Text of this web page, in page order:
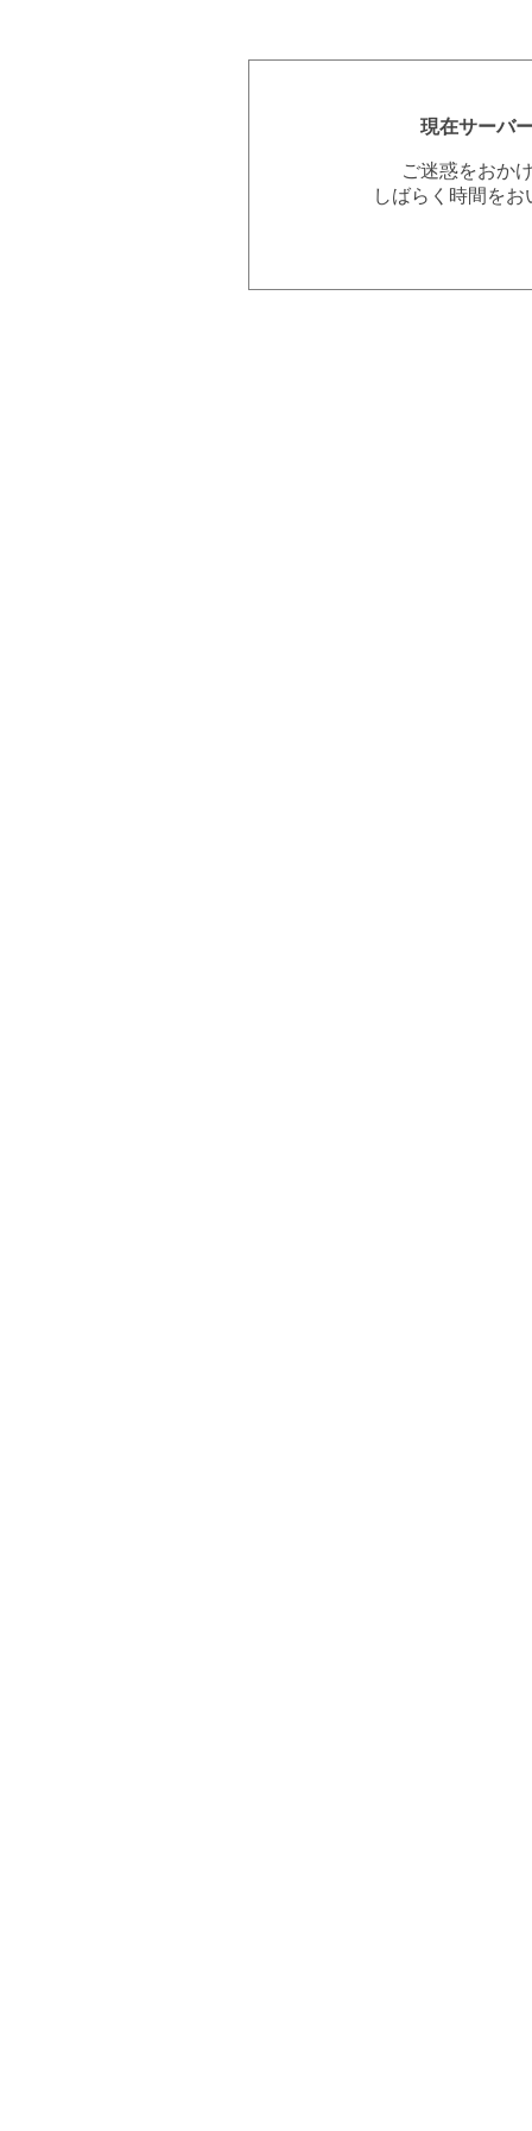
現在サーバ
ご迷惑をおか
しばらく時間を